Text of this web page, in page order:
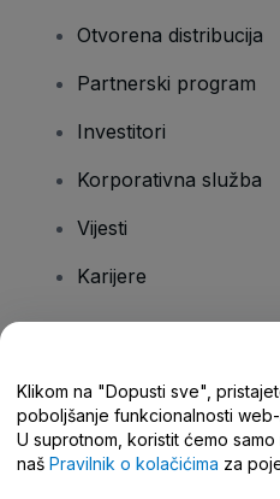
Otvorena distribucija
Partnerski program
Investitori
Korporativna služba
Vijesti
Karijere
Centar za pomoć/
Klikom na "Dopusti sve",
poboljšanje funkcionalnosti
U suprotnom, koristit ćemo
naš Pravilnik o kolačićima za